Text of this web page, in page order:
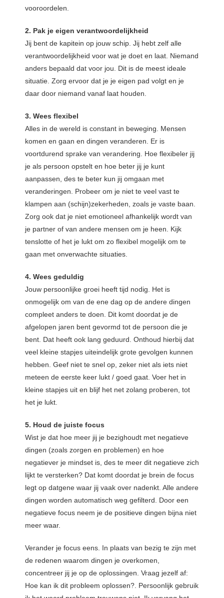
vooroordelen.
2. Pak je eigen verantwoordelijkheid
Jij bent de kapitein op jouw schip. Jij hebt zelf alle
verantwoordelijkheid voor wat je doet en laat. Niemand
anders bepaald dat voor jou. Dit is de meest ideale
situatie. Zorg ervoor dat je je eigen pad volgt en je
daar door niemand vanaf laat houden.
3. Wees flexibel
Alles in de wereld is constant in beweging. Mensen
komen en gaan en dingen veranderen. Er is
voortdurend sprake van verandering. Hoe flexibeler jij
je als persoon opstelt en hoe beter jij je kunt
aanpassen, des te beter kun jij omgaan met
veranderingen. Probeer om je niet te veel vast te
klampen aan (schijn)zekerheden, zoals je vaste baan.
Zorg ook dat je niet emotioneel afhankelijk wordt van
je partner of van andere mensen om je heen. Kijk
tenslotte of het je lukt om zo flexibel mogelijk om te
gaan met onverwachte situaties.
4. Wees geduldig
Jouw persoonlijke groei heeft tijd nodig. Het is
onmogelijk om van de ene dag op de andere dingen
compleet anders te doen. Dit komt doordat je de
afgelopen jaren bent gevormd tot de persoon die je
bent. Dat heeft ook lang geduurd. Onthoud hierbij dat
veel kleine stapjes uiteindelijk grote gevolgen kunnen
hebben. Geef niet te snel op, zeker niet als iets niet
meteen de eerste keer lukt / goed gaat. Voer het in
kleine stapjes uit en blijf het net zolang proberen, tot
het je lukt.
5. Houd de juiste focus
Wist je dat hoe meer jij je bezighoudt met negatieve
dingen (zoals zorgen en problemen) en hoe
negatiever je mindset is, des te meer dit negatieve zich
lijkt te versterken? Dat komt doordat je brein de focus
legt op datgene waar jij vaak over nadenkt. Alle andere
dingen worden automatisch weg gefilterd. Door een
negatieve focus neem je de positieve dingen bijna niet
meer waar.
Verander je focus eens. In plaats van bezig te zijn met
de redenen waarom dingen je overkomen,
concentreer jij je op de oplossingen. Vraag jezelf af:
Hoe kan ik dit probleem oplossen?. Persoonlijk gebruik